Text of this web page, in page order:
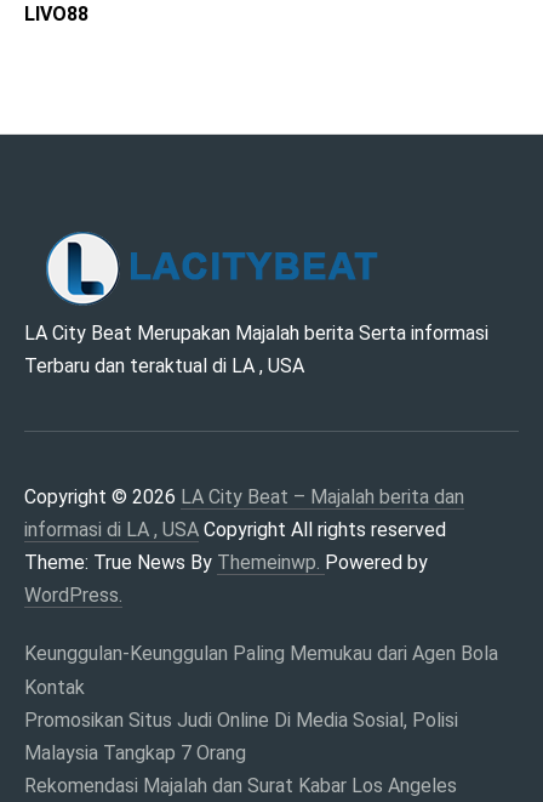
LIVO88
LA CITY BEAT –
DAN INFORMASI DI
LA , USA
LA City Beat Merupakan Majalah berita Serta informasi
Terbaru dan teraktual di LA , USA
Copyright © 2026 LA City Beat – Majalah berita dan
informasi di LA , USA Copyright All rights reserved
Theme: True News By Themeinwp. Powered by
WordPress.
Keunggulan-Keunggulan Paling Memukau dari Agen Bola
Kontak
Promosikan Situs Judi Online Di Media Sosial, Polisi
Malaysia Tangkap 7 Orang
Rekomendasi Majalah dan Surat Kabar Los Angeles